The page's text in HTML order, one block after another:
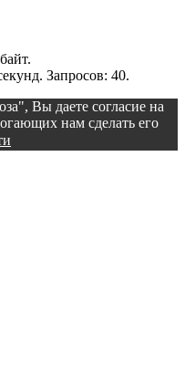
Запросов: 40.
Вы даете согласие на
нам сделать его